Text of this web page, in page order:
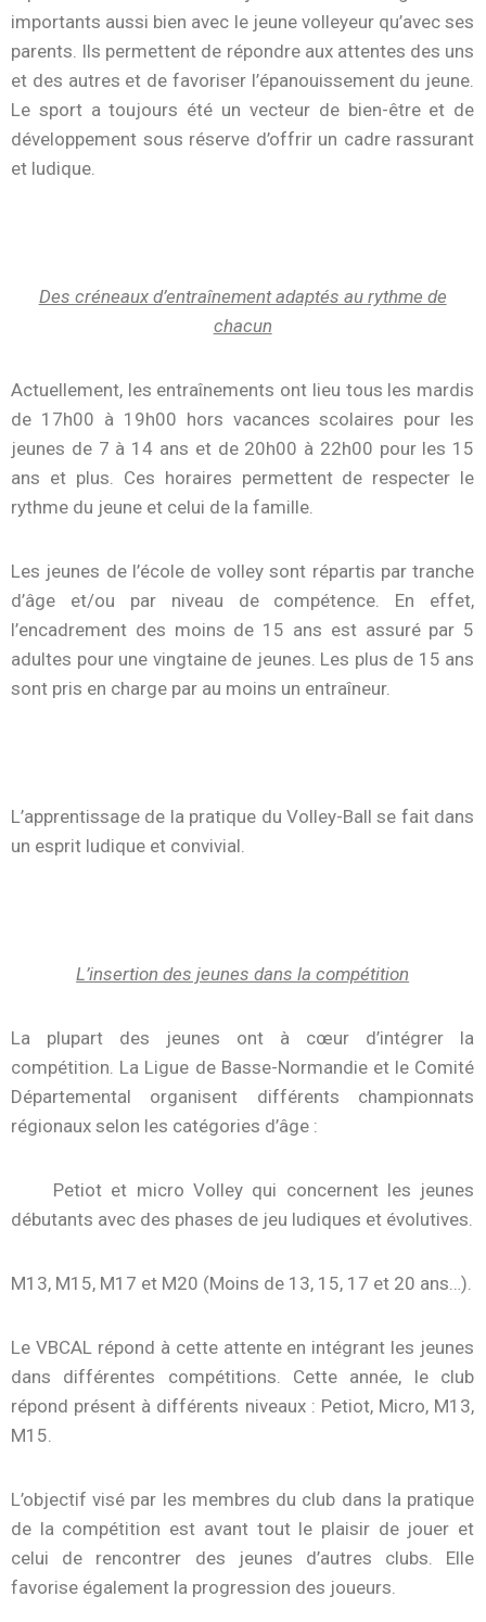
importants aussi bien avec le jeune volleyeur qu’avec ses
parents. Ils permettent de répondre aux attentes des uns
et des autres et de favoriser l’épanouissement du jeune.
Le sport a toujours été un vecteur de bien-être et de
développement sous réserve d’offrir un cadre rassurant
et ludique.
Des créneaux d’entraînement adaptés au rythme de
chacun
Actuellement, les entraînements ont lieu tous les mardis
de 17h00 à 19h00 hors vacances scolaires pour les
jeunes de 7 à 14 ans et de 20h00 à 22h00 pour les 15
ans et plus. Ces horaires permettent de respecter le
rythme du jeune et celui de la famille.
Les jeunes de l’école de volley sont répartis par tranche
d’âge et/ou par niveau de compétence. En effet,
l’encadrement des moins de 15 ans est assuré par 5
adultes pour une vingtaine de jeunes. Les plus de 15 ans
sont pris en charge par au moins un entraîneur.
L’apprentissage de la pratique du Volley-Ball se fait dans
un esprit ludique et convivial.
L’insertion des jeunes dans la compétition
La plupart des jeunes ont à cœur d’intégrer la
compétition. La Ligue de Basse-Normandie et le Comité
Départemental organisent différents championnats
régionaux selon les catégories d’âge :
Petiot et micro Volley qui concernent les jeunes
débutants avec des phases de jeu ludiques et évolutives.
M13, M15, M17 et M20 (Moins de 13, 15, 17 et 20 ans…).
Le VBCAL répond à cette attente en intégrant les jeunes
dans différentes compétitions. Cette année, le club
répond présent à différents niveaux : Petiot, Micro, M13,
M15.
L’objectif visé par les membres du club dans la pratique
de la compétition est avant tout le plaisir de jouer et
celui de rencontrer des jeunes d’autres clubs. Elle
favorise également la progression des joueurs.